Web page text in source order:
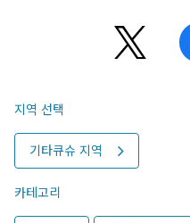
지역 선택
기타큐슈 지역
카테고리